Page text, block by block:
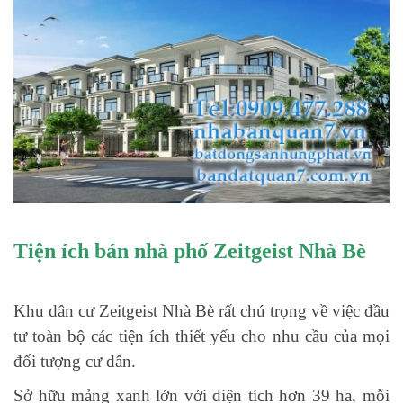
Tiện ích bán nhà phố Zeitgeist Nhà Bè
Khu dân cư Zeitgeist Nhà Bè rất chú trọng về việc đầu
tư toàn bộ các tiện ích thiết yếu cho nhu cầu của mọi
đối tượng cư dân.
Sở hữu mảng xanh lớn với diện tích hơn 39 ha, mỗi